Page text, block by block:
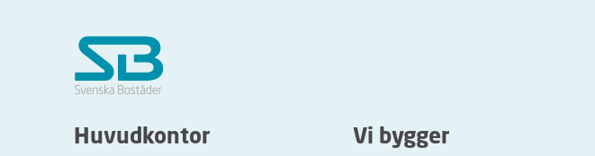
Huvudkontor Vi bygger